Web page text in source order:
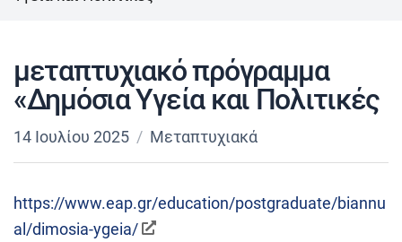
μεταπτυχιακό πρόγραμμα
«Δημόσια Υγεία και Πολιτικές
14 Ιουλίου 2025 Μεταπτυχιακά
https://www.eap.gr/education/postgraduate/biannu
al/dimosia-ygeia/